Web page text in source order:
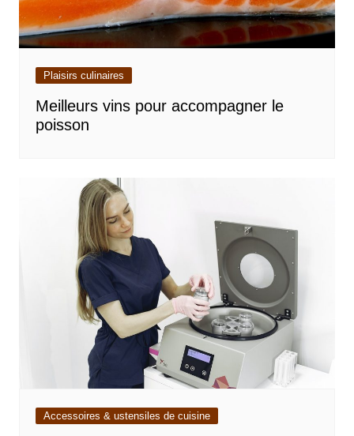
Plaisirs culinaires
Meilleurs vins pour accompagner le
poisson
Accessoires & ustensiles de cuisine